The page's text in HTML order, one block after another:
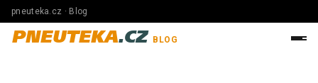
pneuteka.cz · Blog
PNEUTEKA.CZ BLOG